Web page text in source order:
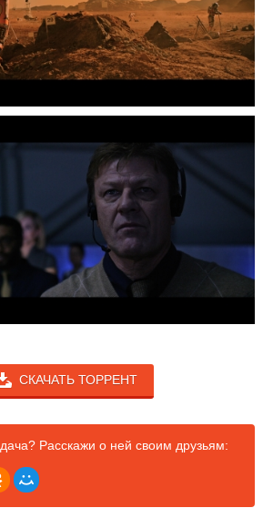
СКАЧАТЬ ТОРРЕНТ
Расскажи о ней своим друзьям: